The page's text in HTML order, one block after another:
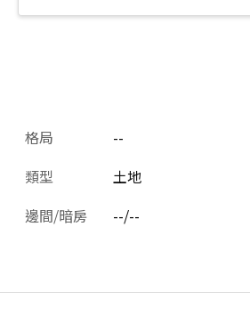
格局
--
類型
土地
邊間/暗房
--/--